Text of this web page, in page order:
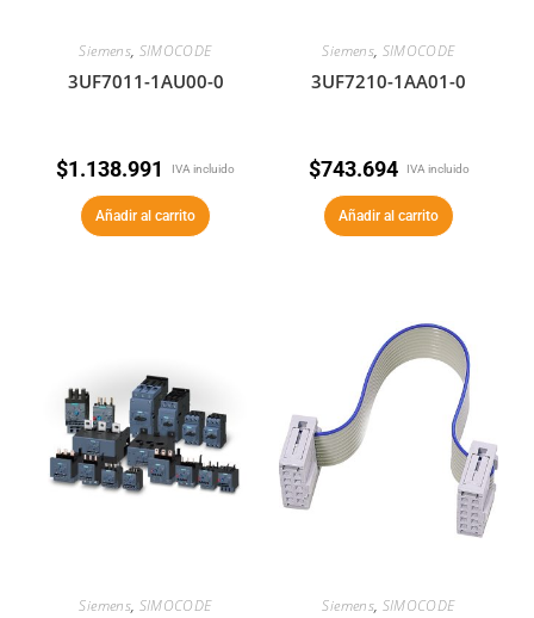
Siemens, SIMOCODE
3UF7011-1AU00-0
$1.138.991 IVA incluido
Añadir al carrito
Siemens, SIMOCODE
3UF7210-1AA01-0
$743.694 IVA incluido
Añadir al carrito
Siemens, SIMOCODE Siemens, SIMOCODE